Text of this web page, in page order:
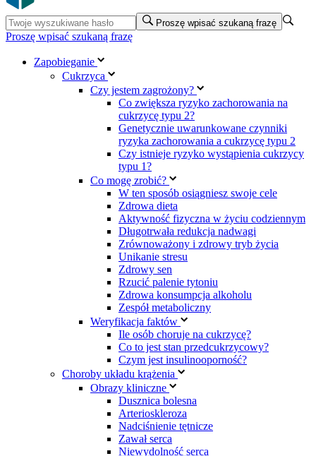
Proszę wpisać szukaną frazę
Proszę wpisać szukaną frazę
Zapobieganie
Cukrzyca
Czy jestem zagrożony?
Co zwiększa ryzyko zachorowania na
cukrzycę typu 2?
Genetycznie uwarunkowane czynniki
ryzyka zachorowania a cukrzycę typu 2
Czy istnieje ryzyko wystąpienia cukrzycy
typu 1?
Co mogę zrobić?
W ten sposób osiągniesz swoje cele
Zdrowa dieta
Aktywność fizyczna w życiu codziennym
Długotrwała redukcja nadwagi
Zrównoważony i zdrowy tryb życia
Unikanie stresu
Zdrowy sen
Rzucić palenie tytoniu
Zdrowa konsumpcja alkoholu
Zespół metaboliczny
Weryfikacja faktów
Ile osób choruje na cukrzycę?
Co to jest stan przedcukrzycowy?
Czym jest insulinooporność?
Choroby układu krążenia
Obrazy kliniczne
Dusznica bolesna
Arterioskleroza
Nadciśnienie tętnicze
Zawał serca
Niewydolność serca